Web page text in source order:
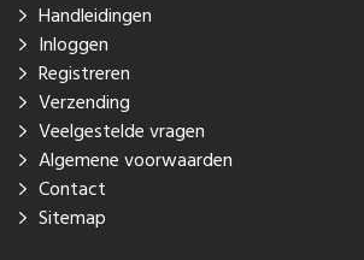
Handleidingen
Inloggen
Registreren
Verzending
Veelgestelde vragen
Algemene voorwaarden
Contact
Sitemap